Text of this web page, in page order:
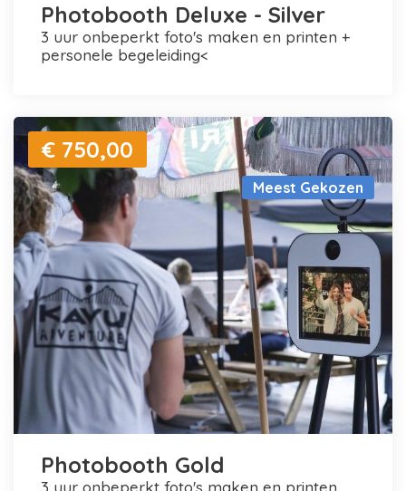
Photobooth Deluxe - Silver
3 uur onbeperkt foto's maken en printen +
personele begeleiding<
Meest Gekozen
€ 750,00
Photobooth Gold
3 uur onbeperkt foto's maken en printen